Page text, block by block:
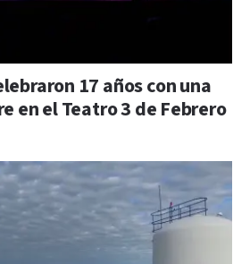
17 años con una
en el Teatro 3 de Febrero